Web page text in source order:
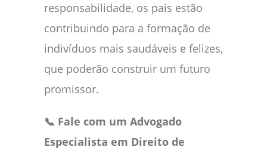
responsabilidade, os pais estão
contribuindo para a formação de
indivíduos mais saudáveis e felizes,
que poderão construir um futuro
promissor.
📞 Fale com um Advogado
Especialista em Direito de